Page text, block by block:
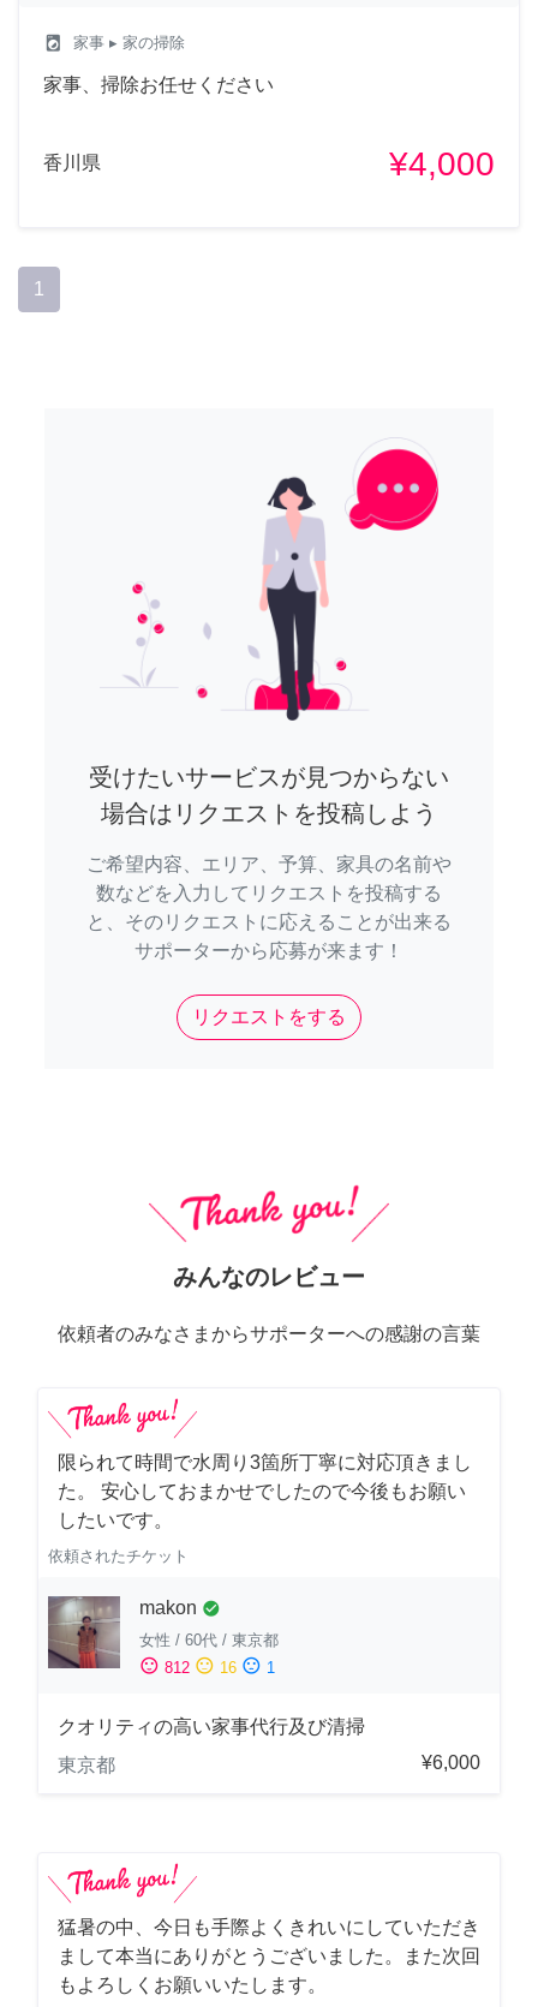
local_laundry_service 家事 ▸ 家の掃除
家事、掃除お任せください
香川県 ¥4,000
1
受けたいサービスが見つからない
場合はリクエストを投稿しよう
ご希望内容、エリア、予算、家具の名前や
数などを入力してリクエストを投稿する
と、そのリクエストに応えることが出来る
サポーターから応募が来ます！
リクエストをする
みんなのレビュー
依頼者のみなさまからサポーターへの感謝の言葉
限られて時間で水周り3箇所丁寧に対応頂きまし
た。 安心しておまかせでしたので今後もお願い
したいです。
依頼されたチケット
makon check_circle
女性 / 60代 / 東京都
sentiment_satisfied 812 sentiment_neutral 16 sentiment_dissatisfied 1
クオリティの高い家事代行及び清掃
東京都
¥6,000
猛暑の中、今日も手際よくきれいにしていただき
まして本当にありがとうございました。また次回
もよろしくお願いいたします。